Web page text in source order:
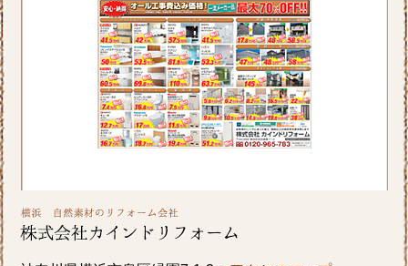
ですね。ホームページでは横浜市S区T様邸の
屋根・外壁のリフォーム事例をアップ致しま
したのでご覧ください。カインドリフォーム
ではお見積り・ご相談を無料で行っておりま
す。お気軽にお問い合わせください。
きますが、いかがお過ごしですか？横浜市A区